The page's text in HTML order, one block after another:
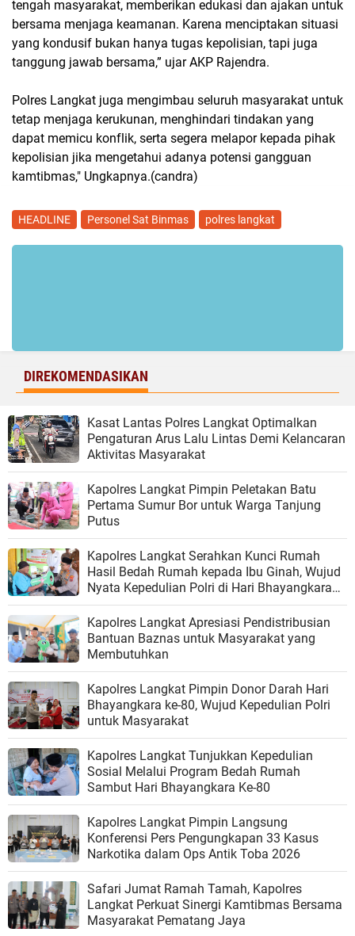
tengah masyarakat, memberikan edukasi dan ajakan untuk
bersama menjaga keamanan. Karena menciptakan situasi
yang kondusif bukan hanya tugas kepolisian, tapi juga
tanggung jawab bersama,” ujar AKP Rajendra.
Polres Langkat juga mengimbau seluruh masyarakat untuk
tetap menjaga kerukunan, menghindari tindakan yang
dapat memicu konflik, serta segera melapor kepada pihak
kepolisian jika mengetahui adanya potensi gangguan
kamtibmas," Ungkapnya.(candra)
HEADLINE Personel Sat Binmas polres langkat
DIREKOMENDASIKAN
Kasat Lantas Polres Langkat Optimalkan
Pengaturan Arus Lalu Lintas Demi Kelancaran
Aktivitas Masyarakat
Kapolres Langkat Pimpin Peletakan Batu
Pertama Sumur Bor untuk Warga Tanjung
Putus
Kapolres Langkat Serahkan Kunci Rumah
Hasil Bedah Rumah kepada Ibu Ginah, Wujud
Nyata Kepedulian Polri di Hari Bhayangkara
Ke-80
Kapolres Langkat Apresiasi Pendistribusian
Bantuan Baznas untuk Masyarakat yang
Membutuhkan
Kapolres Langkat Pimpin Donor Darah Hari
Bhayangkara ke-80, Wujud Kepedulian Polri
untuk Masyarakat
Kapolres Langkat Tunjukkan Kepedulian
Sosial Melalui Program Bedah Rumah
Sambut Hari Bhayangkara Ke-80
Kapolres Langkat Pimpin Langsung
Konferensi Pers Pengungkapan 33 Kasus
Narkotika dalam Ops Antik Toba 2026
Safari Jumat Ramah Tamah, Kapolres
Langkat Perkuat Sinergi Kamtibmas Bersama
Masyarakat Pematang Jaya